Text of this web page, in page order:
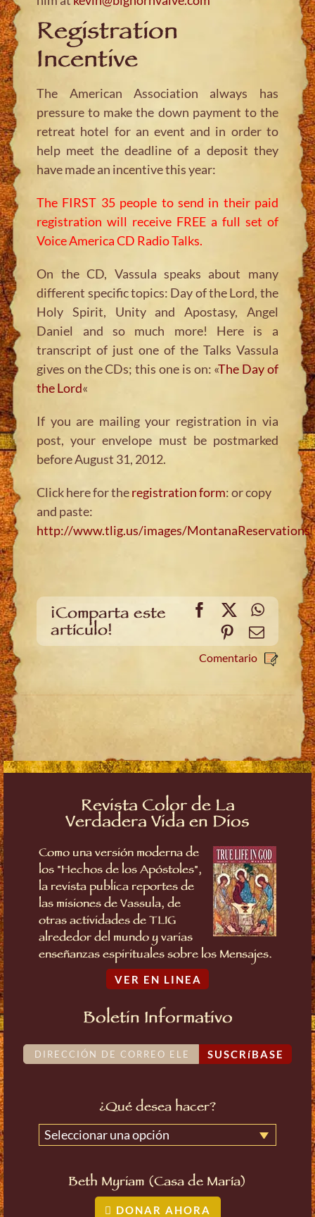
Registration
Incentive
The American Association always has
pressure to make the down payment to the
retreat hotel for an event and in order to
help meet the deadline of a deposit they
have made an incentive this year:
The FIRST 35 people to send in their paid
registration will receive FREE a full set of
Voice America CD Radio Talks.
On the CD, Vassula speaks about many
different specific topics: Day of the Lord, the
Holy Spirit, Unity and Apostasy, Angel
Daniel and so much more! Here is a
transcript of just one of the Talks Vassula
gives on the CDs; this one is on: «The Day of
the Lord«
If you are mailing your registration in via
post, your envelope must be postmarked
before August 31, 2012.
Click here for theregistration form: or copy
and paste:
http://www.tlig.us/images/
¡Comparta este
artículo!
Facebook
X
PinterestEmail
Comentario
Revista Color de La
Verdadera Vida en Dios
Como una versión moderna de
los "Hechos de los Apóstoles",
la revista publica reportes de
las misiones de Vassula, de
otras actividades de TLIG
alrededor del mundo y varias
enseñanzas espirituales sobre los Mensajes.
VER EN LINEA
Boletin Informativo
SUSCRíBASE
¿Qué desea hacer?
Seleccionar una opción
Beth Myriam (Casa de María)
DONAR AHORA